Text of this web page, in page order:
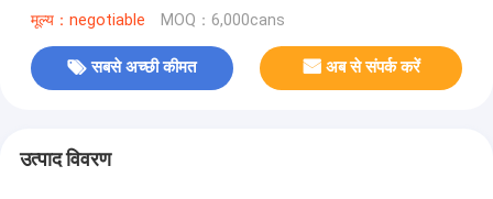
मूल्य：negotiable MOQ：6,000cans
सबसे अच्छी कीमत अब से संपर्क करें
उत्पाद विवरण